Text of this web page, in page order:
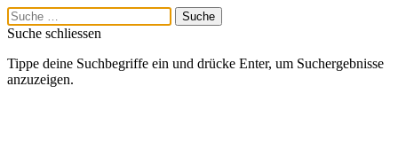
Suche schliessen
Tippe deine Suchbegriffe ein und drücke Enter, um Suchergebnisse
anzuzeigen.